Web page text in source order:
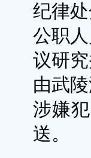
纪律
公职
议研
由武
涉嫌
送。